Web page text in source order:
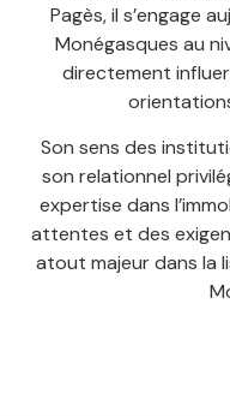
Pagès, il s’engage
Monégasques au
directement
Son sens des
son relationnel
expertise dans
attentes et des
atout majeur dans la